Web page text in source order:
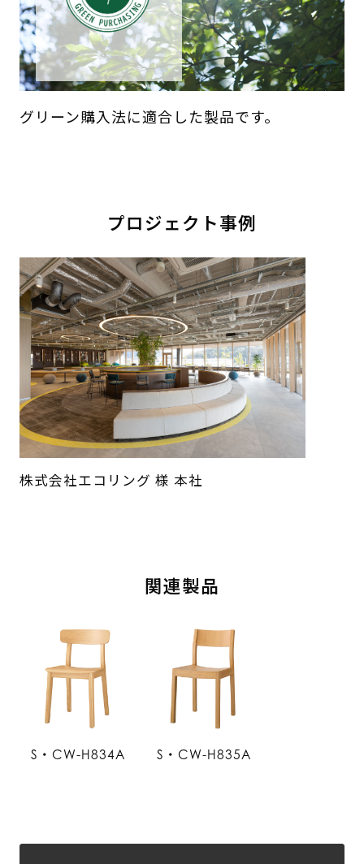
グリーン購入法に適合した製品です。
プロジェクト事例
株式会社エコリング 様 本社
関連製品
S・CW-H834A S・CW-H835A